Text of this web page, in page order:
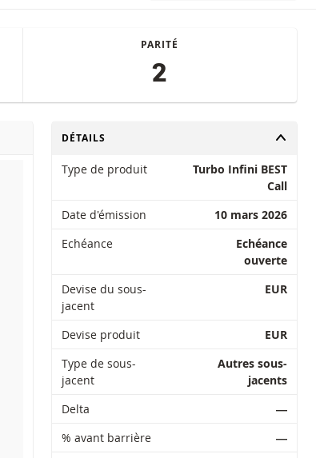
PARITÉ
2
CHANGER
DÉTAILS
Type de produit
Turbo Infini BEST
Call
Date d'émission
10 mars 2026
Echéance
Echéance
ouverte
Devise du sous-
jacent
EUR
Devise produit
EUR
Type de sous-
jacent
Autres sous-
jacents
Delta
―
% avant barrière
―